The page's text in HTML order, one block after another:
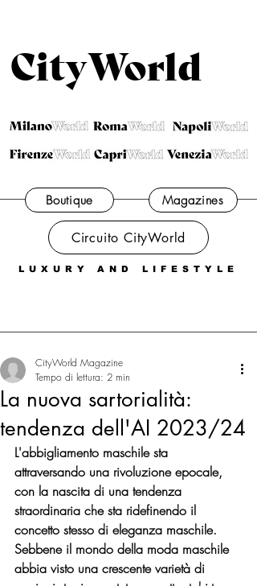
CityWorld
LUXURY AND LIFESTYLE
Magazines
Boutique
Circuito CityWorld
La nuova sartorialità:
tendenza dell'AI 2023/24
CityWorld Magazine
Tempo di lettura: 2 min
L'abbigliamento maschile sta
attraversando una rivoluzione epocale,
con la nascita di una tendenza
straordinaria che sta ridefinendo il
concetto stesso di eleganza maschile.
Sebbene il mondo della moda maschile
abbia visto una crescente varietà di